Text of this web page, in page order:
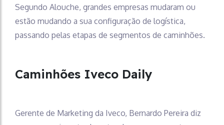
Segundo Alouche, grandes empresas mudaram ou
estão mudando a sua configuração de logística,
passando pelas etapas de segmentos de caminhões.
Caminhões Iveco Daily
Gerente de Marketing da Iveco, Bernardo Pereira diz